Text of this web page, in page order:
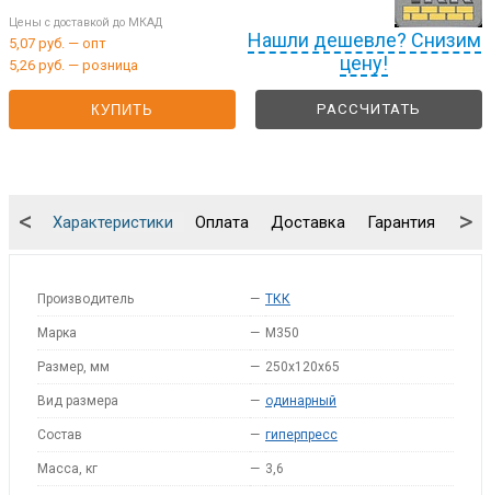
Нашли дешевле? Снизим
цену!
Цены с доставкой до МКАД
5,07 руб. — опт
5,26 руб. — розница
КУПИТЬ РАССЧИТАТЬ
Характеристики Оплата Доставка Гарантия
< >
Производитель — ТКК
Марка — M350
Размер, мм — 250х120х65
Вид размера — одинарный
Состав — гиперпресс
Масса, кг — 3,6